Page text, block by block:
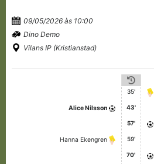
09/05/2026 às 10:00
Dino Demo
Vilans IP (Kristianstad)
35'
Alice Nilsson 43'
57'
Hanna Ekengren 59'
70'